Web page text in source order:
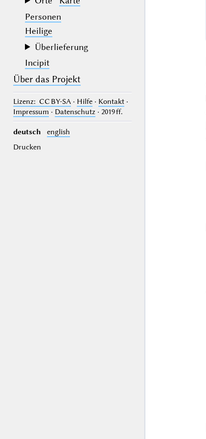
Personen
Heilige
Überlieferung
Incipit
Über das Projekt
Lizenz: CC BY-SA· Hilfe· Kontakt·
Impressum · Datenschutz· 2019 ff.
deutsch
english
Drucken